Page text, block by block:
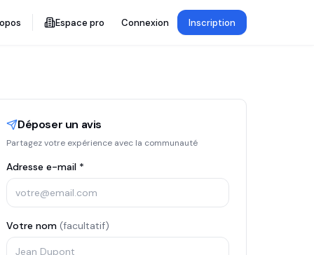
Espace pro Connexion Inscription
Déposer un avis
Partagez votre expérience avec la communauté
Adresse e-mail *
Votre nom (facultatif)